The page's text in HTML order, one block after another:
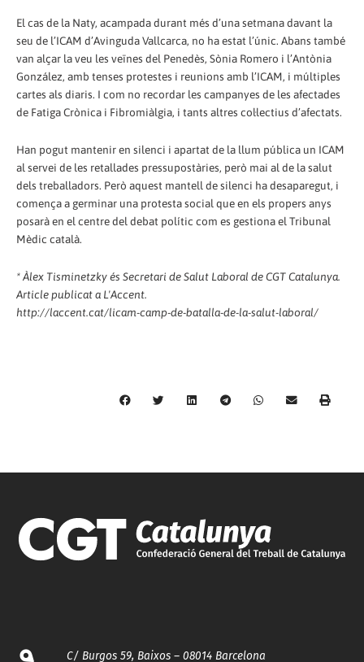
El cas de la Naty, acampada durant més d’una setmana davant la
seu de l’ICAM d’Avinguda Vallcarca, no ha estat l’únic. Abans també
van alçar la veu les veïnes del Penedès, Sònia Romero i l’Antònia
González, amb tenses protestes i reunions amb l’ICAM, i múltiples
cartes als diaris. I com no recordar les campanyes de les afectades
de Fatiga Crònica i Fibromiàlgia, i tants altres col·lectius d’afectats.
Han pogut mantenir en silenci i apartat de la llum pública un ICAM
al servei de les retallades pressupostàries, però mai al de la salut
dels treballadors. Però aquest mantell de silenci ha desaparegut, i
comença a germinar una protesta social que en els propers anys
posarà en el centre del debat polític com es gestiona el Tribunal
Mèdic català.
* Àlex Tisminetzky és Secretari de Salut Laboral de CGT Catalunya.
Article publicat a L'Accent.
http://laccent.cat/licam-camp-de-batalla-de-la-salut-laboral/
C/ Burgos 59, Baixos – 08014 Barcelona